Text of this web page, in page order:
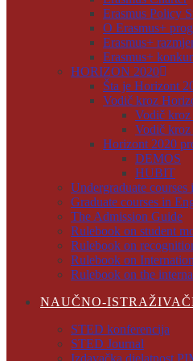
Erasmus Policy
O Erasmus+
Erasmus+
Erasmus+
HORIZON 2020
Šta je Horizont
Vodič kroz
Vodič
Vodič
Horizont 2020
DEMOS
HUBIT
Undergraduate courses
Graduate courses in
The Admission Guide
Rulebook on student
Rulebook on
Rulebook on
Rulebook on the
NAUČNO-
STED konferencija
STED Journal
Izdavačka djelatnost